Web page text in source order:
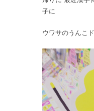
子に
ウワサのうんこ